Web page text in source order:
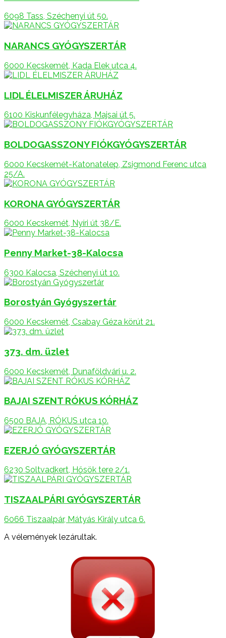
6098 Tass, Széchenyi út 50.
NARANCS GYÓGYSZERTÁR
6000 Kecskemét, Kada Elek utca 4.
LIDL ÉLELMISZER ÁRUHÁZ
6100 Kiskunfélegyháza, Majsai út 5.
BOLDOGASSZONY FIÓKGYÓGYSZERTÁR
6000 Kecskemét-Katonatelep, Zsigmond Ferenc utca
25/A.
KORONA GYÓGYSZERTÁR
6000 Kecskemét, Nyíri út 38/E.
Penny Market-38-Kalocsa
6300 Kalocsa, Széchenyi út 10.
Borostyán Gyógyszertár
6000 Kecskemét, Csabay Géza körút 21.
373. dm. üzlet
6000 Kecskemét, Dunaföldvári u. 2.
BAJAI SZENT RÓKUS KÓRHÁZ
6500 BAJA, RÓKUS utca 10.
EZERJÓ GYÓGYSZERTÁR
6230 Soltvadkert, Hősök tere 2/1.
TISZAALPÁRI GYÓGYSZERTÁR
6066 Tiszaalpár, Mátyás Király utca 6.
A vélemények lezárultak.